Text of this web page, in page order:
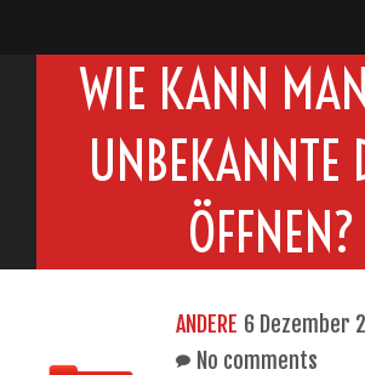
WIE KANN
UNBEKANNTE
ÖFFNEN?
ANDERE 6 Dezember
No comments